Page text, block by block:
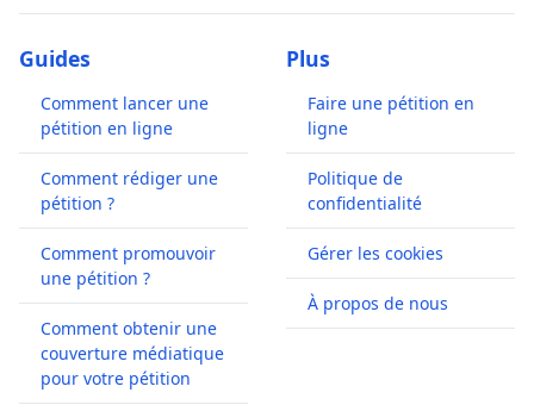
Guides
Comment lancer une
pétition en ligne
Comment rédiger une
pétition ?
Comment promouvoir
une pétition ?
Comment obtenir une
couverture médiatique
pour votre pétition
Plus
Faire une pétition en
ligne
Politique de
confidentialité
Gérer les cookies
À propos de nous